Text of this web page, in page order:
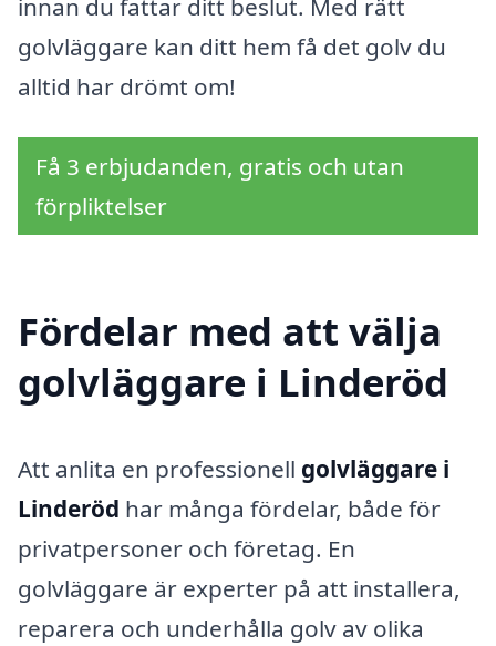
innan du fattar ditt beslut. Med rätt
golvläggare kan ditt hem få det golv du
alltid har drömt om!
Få 3 erbjudanden, gratis och utan
förpliktelser
Fördelar med att välja
golvläggare i Linderöd
Att anlita en professionell golvläggare i
Linderöd har många fördelar, både för
privatpersoner och företag. En
golvläggare är experter på att installera,
reparera och underhålla golv av olika